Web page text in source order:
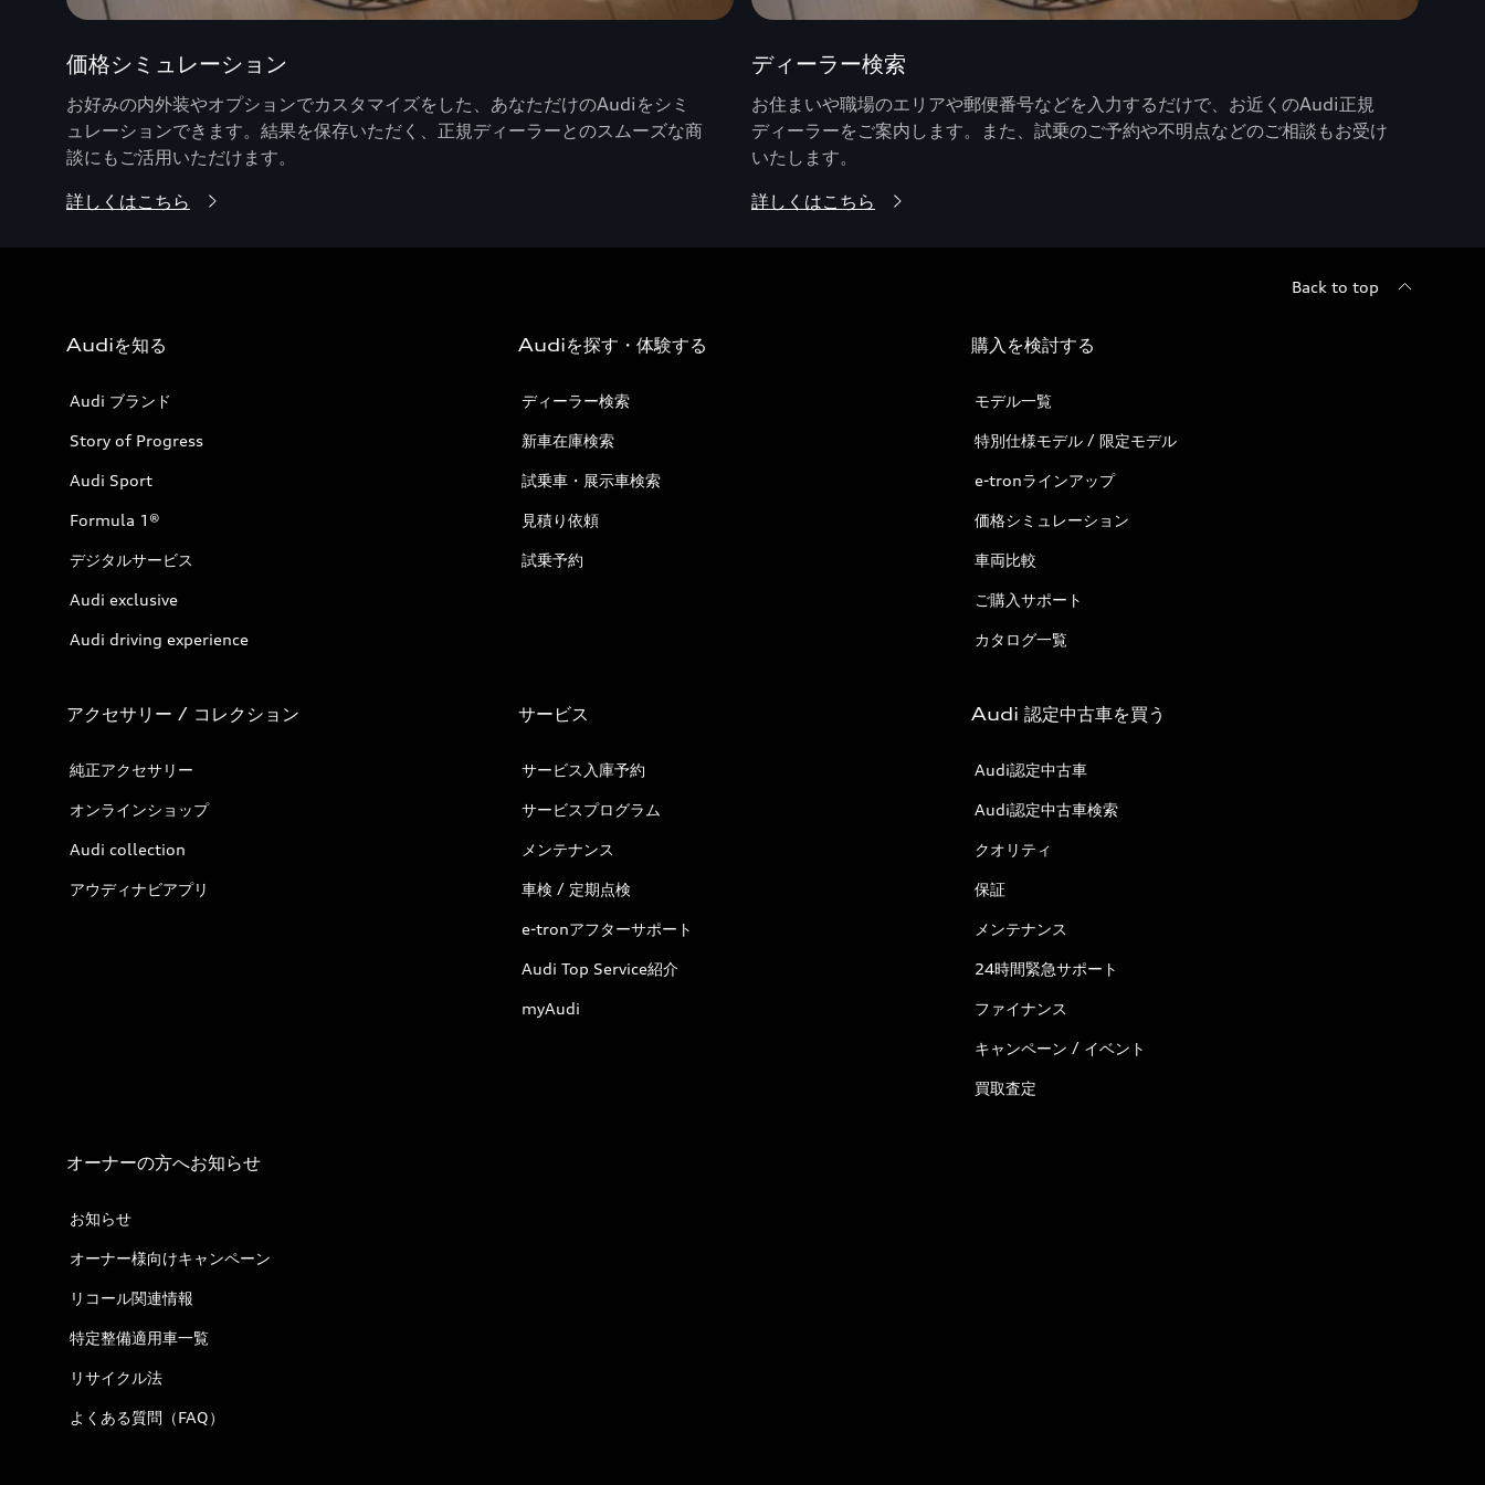
価格シミュレーション
お好みの内外装やオプションでカスタマイズをした、あなただけのAudiをシミ
ュレーションできます。結果を保存いただく、正規ディーラーとのスムーズな商
談にもご活用いただけます。
詳しくはこちら
ディーラー検索
お住まいや職場のエリアや郵便番号などを入力するだけで、お近くのAudi正規
ディーラーをご案内します。また、試乗のご予約や不明点などのご相談もお受け
いたします。
詳しくはこちら
Back to top
Audiを知る
Audi ブランド
Story of Progress
Audi Sport
Formula 1®
デジタルサービス
Audi exclusive
Audi driving experience
Audiを探す・体験する
ディーラー検索
新車在庫検索
試乗車・展示車検索
見積り依頼
試乗予約
購入を検討する
モデル一覧
特別仕様モデル / 限定モデル
e-tronラインアップ
価格シミュレーション
車両比較
ご購入サポート
カタログ一覧
アクセサリー / コレクション
純正アクセサリー
オンラインショップ
Audi collection
アウディナビアプリ
サービス
サービス入庫予約
サービスプログラム
メンテナンス
車検 / 定期点検
e-tronアフターサポート
Audi Top Service紹介
myAudi
Audi 認定中古車を買う
Audi認定中古車
Audi認定中古車検索
クオリティ
保証
メンテナンス
24時間緊急サポート
ファイナンス
キャンペーン / イベント
買取査定
オーナーの方へお知らせ
お知らせ
オーナー様向けキャンペーン
リコール関連情報
特定整備適用車一覧
リサイクル法
よくある質問（FAQ）